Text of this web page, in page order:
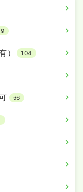
詳細を見る
） 104
66